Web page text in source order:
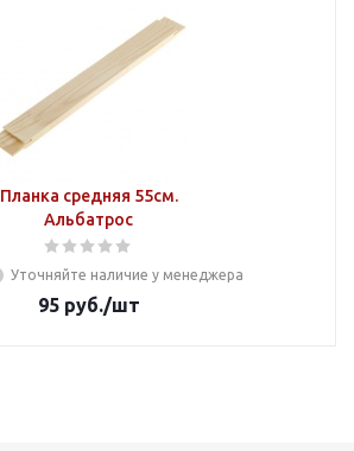
Планка средняя 55см.
Альбатрос
Уточняйте наличие у менеджера
95руб./шт